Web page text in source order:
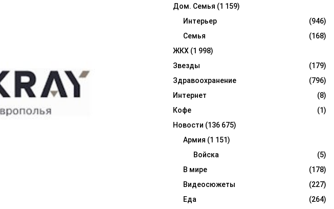
Дом. Семья (1 159)
Интерьер
(946)
Семья
(168)
ЖКХ (1 998)
Звезды
(179)
Здравоохранение
(796)
Интернет
(8)
Кофе
(1)
Новости (136 675)
Армия (1 151)
Войска
(5)
В мире
(178)
Видеосюжеты
(227)
Еда
(264)